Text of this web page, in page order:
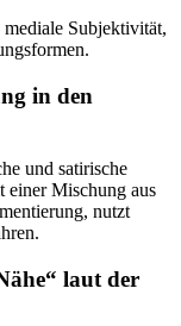
Subjektivität,
in den
und satirische
einer Mischung aus
nutzt
laut der